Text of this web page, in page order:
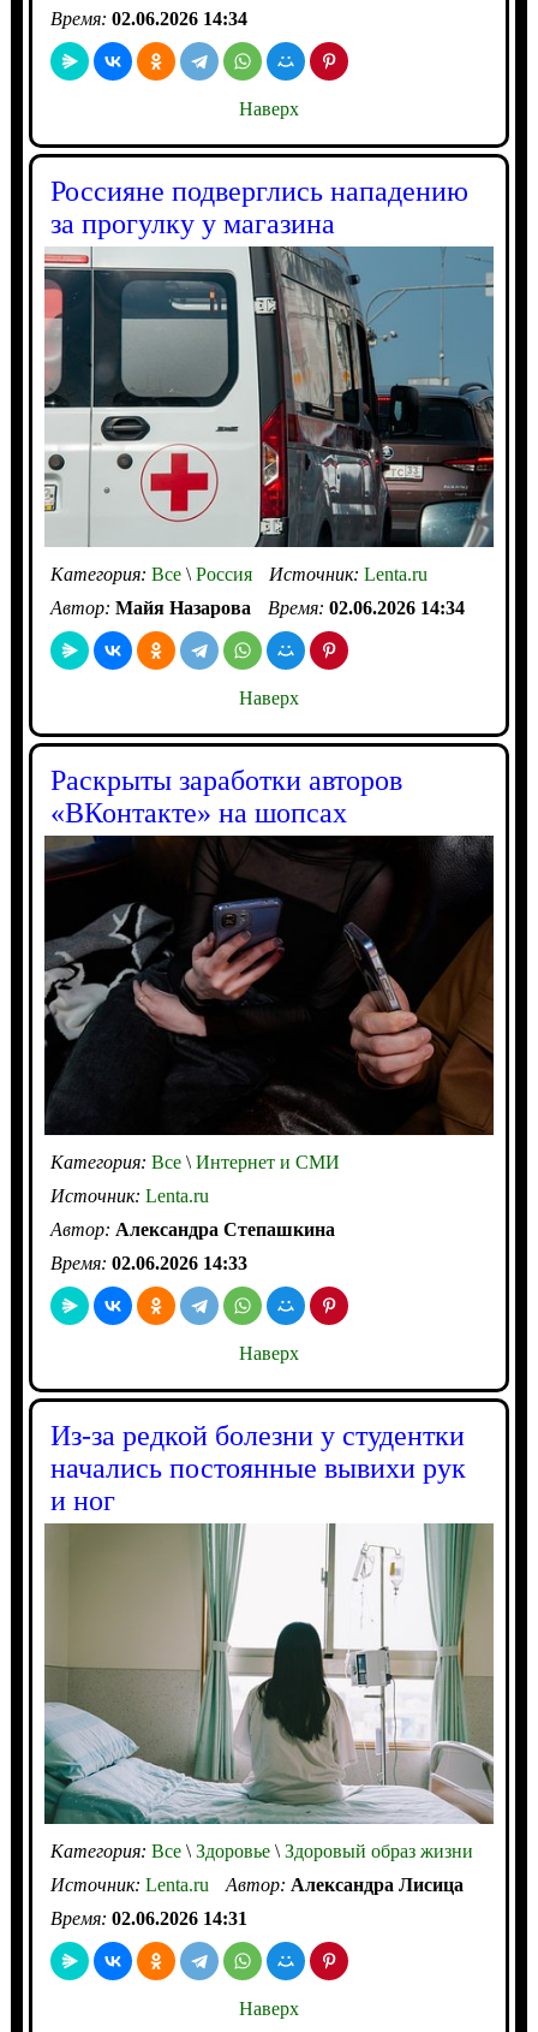
Время: 02.06.2026 14:34
Наверх
Россияне подверглись нападению
за прогулку у магазина
Категория: Все\Россия Источник: Lenta.ru
Автор: Майя Назарова Время: 02.06.2026 14:34
Наверх
Раскрыты заработки авторов
«ВКонтакте» на шопсах
Категория: Все\Интернет и СМИ
Источник: Lenta.ru
Автор: Александра Степашкина
Время: 02.06.2026 14:33
Наверх
Из-за редкой болезни у студентки
начались постоянные вывихи рук
и ног
Категория: Все\Здоровье\Здоровый образ жизни
Источник: Lenta.ru Автор: Александра Лисица
Время: 02.06.2026 14:31
Наверх